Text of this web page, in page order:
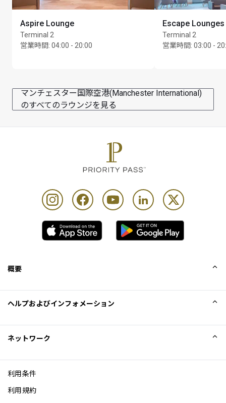
Aspire Lounge
Terminal 2
営業時間: 04:00 - 20:00
Escape Lounges
Terminal 2
営業時間: 03:00 -
マンチェスター国際空港(Manchester International)
のすべてのラウンジを見る
概要
Excellence Awards
ブログ
ヘルプおよびインフォメーション
ネットワーク
利用条件
利用規約